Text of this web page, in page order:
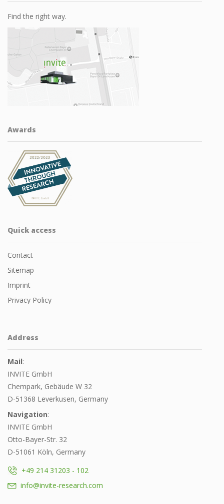
Find the right way.
Awards
Quick access
Contact
Sitemap
Imprint
Privacy Policy
Address
Mail:
INVITE GmbH
Chempark, Gebäude W 32
D-51368 Leverkusen, Germany
Navigation:
INVITE GmbH
Otto-Bayer-Str. 32
D-51061 Köln, Germany
+49 214 31203 - 102
info@invite-research.com